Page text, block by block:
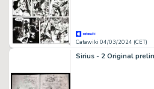
Catawiki 04/03/2024 (CET)